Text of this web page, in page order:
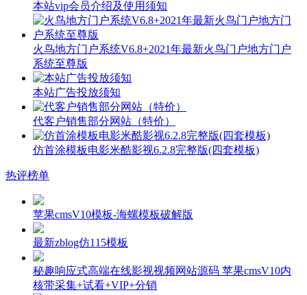
本站vip会员介绍及使用须知
火鸟地方门户系统V6.8+2021年最新火鸟门户地方门户
系统至尊版
本站广告投放须知
代客户销售部分网站（特价）
仿首涂模板电影米酷影视6.2.8完整版(四套模板)
热评榜单
苹果cmsV10模板-海螺模板破解版
最新zblog仿115模板
秘趣响应式高端在线影视视频网站源码 苹果cmsV10内
核带采集+试看+VIP+分销